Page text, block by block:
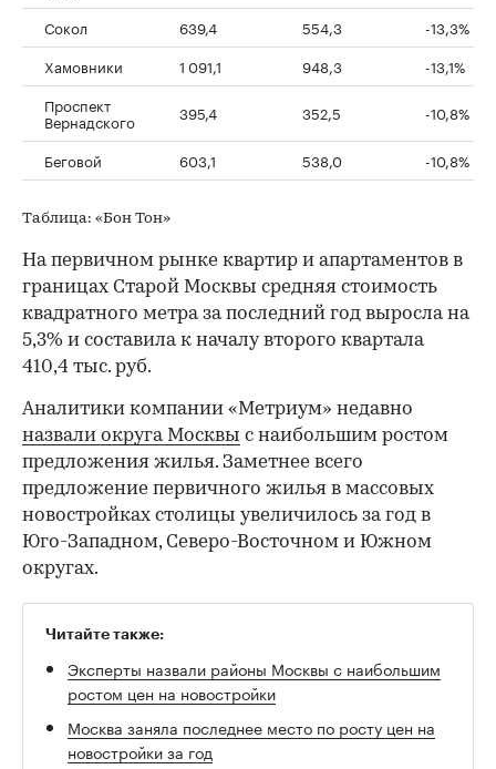
Сокол 639,4 554,3
-13,3%
Хамовники
1 091,1 948,3
-13,1%
Проспект
Вернадского 395,4 352,5 -10,8%
Беговой 603,1 538,0 -10,8%
Таблица: «Бон Тон»
На первичном рынке квартир и апартаментов в
границах Старой Москвы средняя стоимость
квадратного метра за последний год выросла на
5,3% и составила к началу второго квартала
410,4 тыс. руб.
Аналитики компании «Метриум» недавно
назвали округа Москвы с наибольшим ростом
предложения жилья. Заметнее всего
предложение первичного жилья в массовых
новостройках столицы увеличилось за год в
Юго-Западном, Северо-Восточном и Южном
округах.
Читайте также:
Эксперты назвали районы Москвы с наибольшим
ростом цен на новостройки
Москва заняла последнее место по росту цен на
новостройки за год